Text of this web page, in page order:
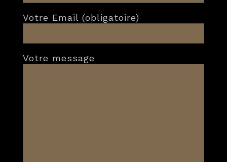
Votre Email (obligatoire)
Votre message